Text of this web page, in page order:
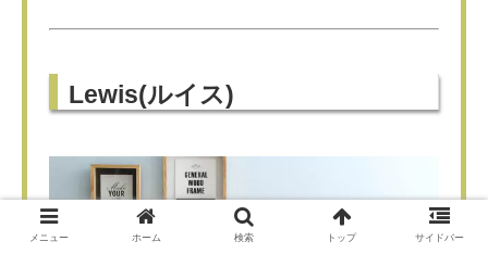
Lewis(ルイス)
メニュー ホーム 検索 トップ サイドバー